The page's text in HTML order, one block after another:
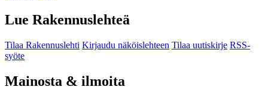
Lue Rakennuslehteä
Tilaa Rakennuslehti Kirjaudu näköislehteen Tilaa uutiskirje RSS-
syöte
Mainosta & ilmoita